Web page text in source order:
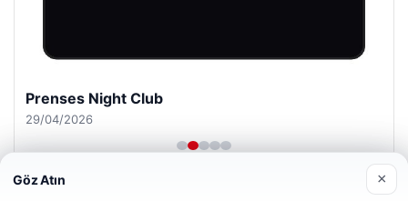
Prenses Night Club
29/04/2026
Göz Atın ×